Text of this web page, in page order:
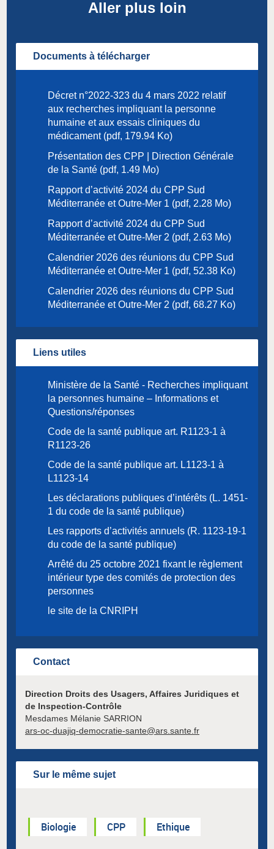
Aller plus loin
Documents à télécharger
Décret n°2022-323 du 4 mars 2022 relatif
aux recherches impliquant la personne
humaine et aux essais cliniques du
médicament (pdf, 179.94 Ko)
Présentation des CPP | Direction Générale
de la Santé (pdf, 1.49 Mo)
Rapport d’activité 2024 du CPP Sud
Méditerranée et Outre-Mer 1 (pdf, 2.28 Mo)
Rapport d’activité 2024 du CPP Sud
Méditerranée et Outre-Mer 2 (pdf, 2.63 Mo)
Calendrier 2026 des réunions du CPP Sud
Méditerranée et Outre-Mer 1 (pdf, 52.38 Ko)
Calendrier 2026 des réunions du CPP Sud
Méditerranée et Outre-Mer 2 (pdf, 68.27 Ko)
Liens utiles
Ministère de la Santé - Recherches impliquant
la personnes humaine – Informations et
Questions/réponses
Code de la santé publique art. R1123-1 à
R1123-26
Code de la santé publique art. L1123-1 à
L1123-14
Les déclarations publiques d’intérêts (L. 1451-
1 du code de la santé publique)
Les rapports d’activités annuels (R. 1123-19-1
du code de la santé publique)
Arrêté du 25 octobre 2021 fixant le règlement
intérieur type des comités de protection des
personnes
le site de la CNRIPH
Contact
Direction Droits des Usagers, Affaires Juridiques et
de Inspection-Contrôle
Mesdames Mélanie SARRION
ars-oc-duajiq-democratie-sante@ars.sante.fr
Sur le même sujet
Biologie CPP Ethique